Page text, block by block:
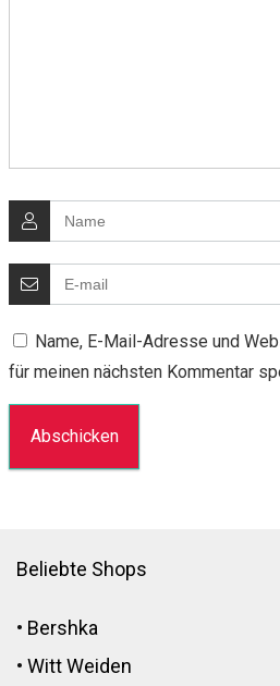
Name, E-Mail-Adresse und
für meinen nächsten Kommentar
Beliebte Shops
• Bershka
• Witt Weiden